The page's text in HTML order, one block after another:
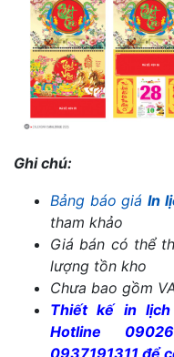
Ghi chú:
Bảng báo giáIn
tham khảo
Giá bán có thể
lượng tồn kho
Chưa bao gồm
Thiết kế in
Hotline
0937191311 để